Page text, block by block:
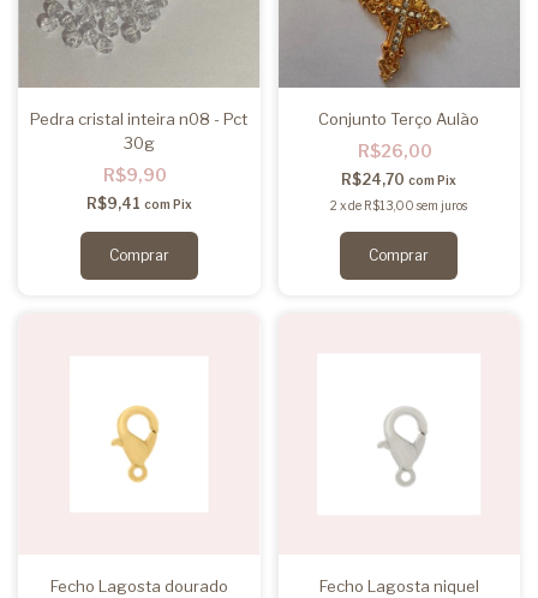
Pedra cristal inteira n08 - Pct
30g
R$9,90
R$9,41 com Pix
Conjunto Terço Aulão
R$26,00
R$24,70com Pix
2 xde R$13,00 sem juros
Fecho Lagosta dourado Fecho Lagosta niquel